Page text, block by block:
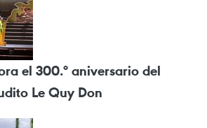
el 300.º aniversario del
Le Quy Don